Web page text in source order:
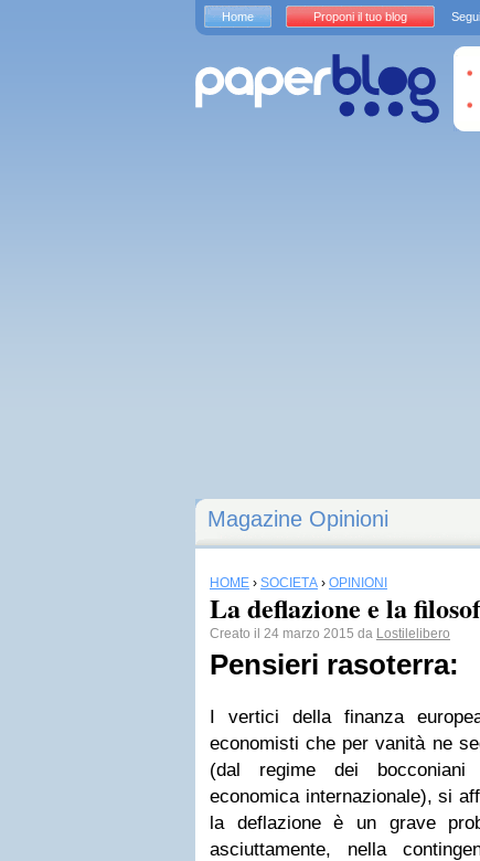
Magazine Opinioni
HOME › SOCIETÀ › OPINIONI
La deflazione e la
Creato il 24 marzo 2015 da Lostilelibero
Pensieri rasoterra:
I vertici della finanza
economisti che per vanità ne
(dal regime dei
economica internazionale), si
la deflazione è un grave
asciuttamente, nella
Home Proponi il tuo blog